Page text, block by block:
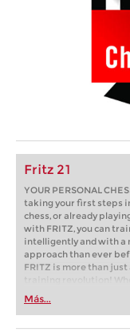
Fritz 21
YOUR PERSONAL
taking your first steps
chess, or already
with FRITZ, you can
intelligently and with a
approach than ever
FRITZ is more than just
training revolution!
first steps into the
playing at a tournament
train more efficiently,
more personalised
Más...